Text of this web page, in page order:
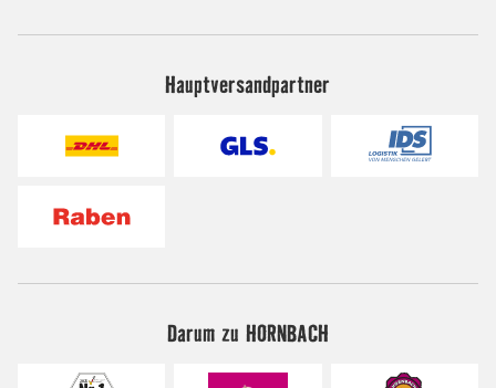
Hauptversandpartner
Darum zu HORNBACH